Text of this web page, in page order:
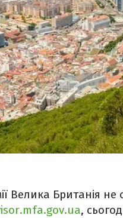
Велика Британія не
,